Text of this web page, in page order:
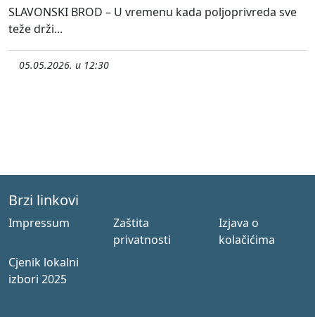
SLAVONSKI BROD – U vremenu kada poljoprivreda sve
teže drži...
05.05.2026. u 12:30
Brzi linkovi
Impressum
Zaštita
privatnosti
Izjava o
kolačićima
Cjenik lokalni
izbori 2025